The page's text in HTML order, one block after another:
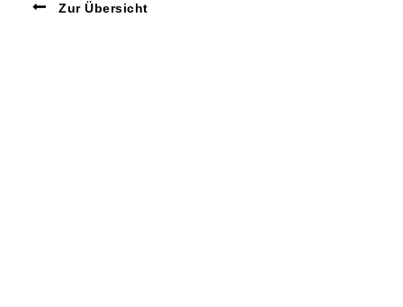
Zur Übersicht